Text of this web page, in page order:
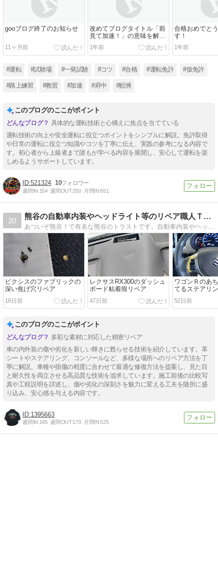
gooブログ終了のお知らせ
11ヶ月前
改めてブログタイトル「前
見て加速！」の意味を解説
します
1年前
合格おめでと
す！
1年前
#運転 #試験場 #一発試験 #コツ #合格 #運転免許 #仮免許
#路上練習 #教習 #加速 #府中 #鮫洲
このブログのここがポイント
具体的な運転技術と心構えに焦点を当てている
運転技術の向上や安全運転に役立つポイントをシンプルに解説。免許取得
や日常の運転に役立つ知識やコツを丁寧に伝え、実践の参考になる内容で
す。初心者から上級者まで誰もが学べる内容を展開し、安心して運転を楽
しめるようサポートしています。
521324 10
週間IN:154 週間OUT:350 月間IN:651
20
熊谷の自動車内装やヘッドライト等のリペア職人ＴＲトラストです
ピクシスのファブリックの
深い焦げ穴リペア
18日前
レクサスRX300のダッシュ
ボード粘着痕リペア
47日前
ワゴンＲのあ
てるステアリ
52日前
このブログのここがポイント
多彩な素材に対応した精密リペア
車の内外装の傷や劣化を新しい輝きに甦らせる技術を紹介しています。革
シートやステアリング、コンソールなど、多様な場所へのリペア方法を丁
寧に解説。車種や損傷の程度に合わせて最適な修復方法を提案し、見た目
と耐久性を両立させる高品質な技術を追求しています。施工前後の比較写
真や工程説明を詳述し、傷や劣化の深刻さを魅力に変える工夫を随所に盛
り込み、安心感を与える内容です。
1395663
週間IN:145 週間OUT:170 月間IN:525